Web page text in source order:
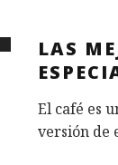
LAS
El café es
versión de